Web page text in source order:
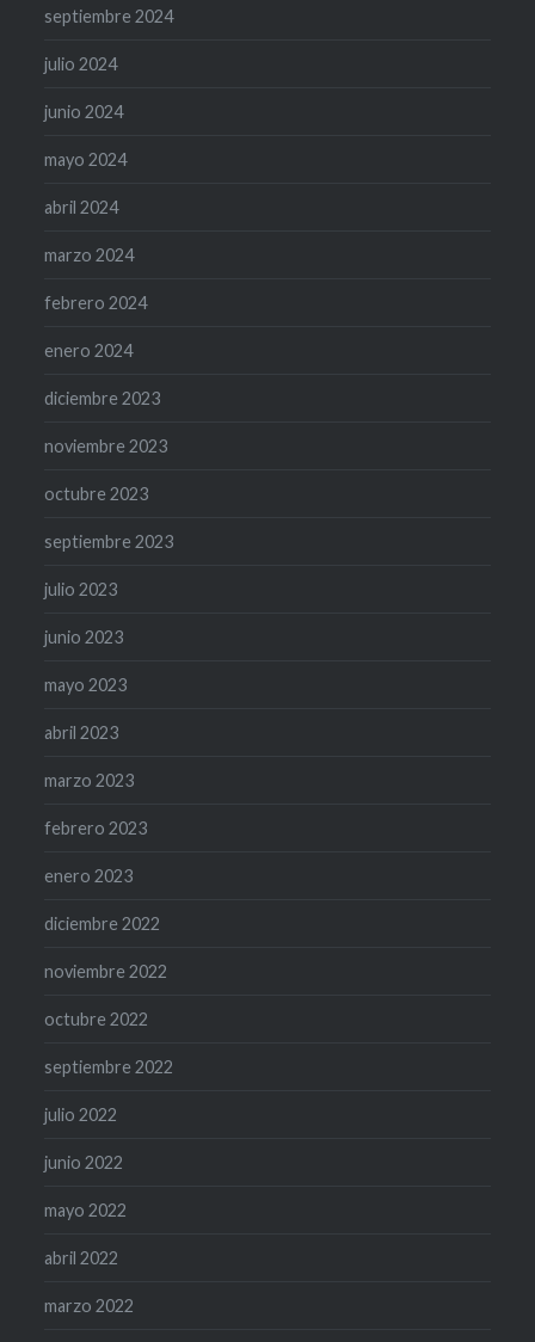
septiembre 2024
julio 2024
junio 2024
mayo 2024
abril 2024
marzo 2024
febrero 2024
enero 2024
diciembre 2023
noviembre 2023
octubre 2023
septiembre 2023
julio 2023
junio 2023
mayo 2023
abril 2023
marzo 2023
febrero 2023
enero 2023
diciembre 2022
noviembre 2022
octubre 2022
septiembre 2022
julio 2022
junio 2022
mayo 2022
abril 2022
marzo 2022